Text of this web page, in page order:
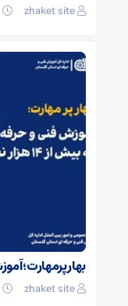
zhaket site
بهار پرمهارت؛ آموزش
zhaket site